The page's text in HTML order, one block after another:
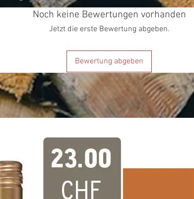
Noch keine Bewertungen vorhanden
Jetzt die erste Bewertung abgeben.
Bewertung abgeben